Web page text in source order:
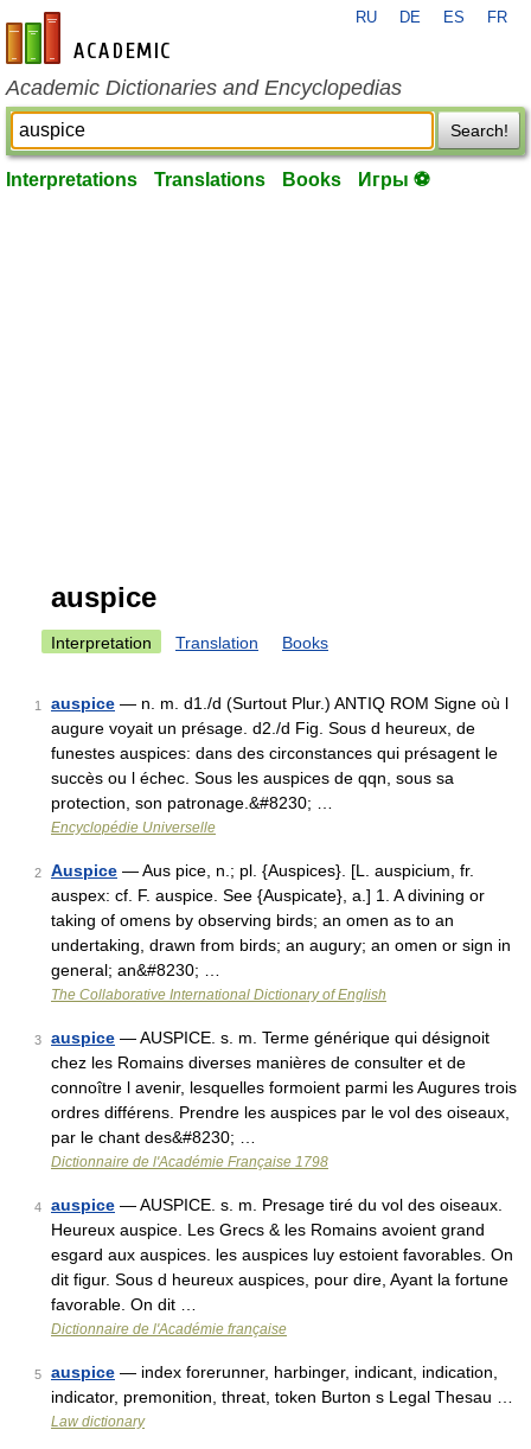
en-academic.com
RU DE ES FR
Academic Dictionaries and Encyclopedias
Search!
Interpretations Translations Books Игры ⚽
auspice
Interpretation Translation Books
1 auspice — n. m. d1./d (Surtout Plur.) ANTIQ ROM Signe où l
augure voyait un présage. d2./d Fig. Sous d heureux, de
funestes auspices: dans des circonstances qui présagent le
succès ou l échec. Sous les auspices de qqn, sous sa
protection, son patronage.&#8230; …
Encyclopédie Universelle
2 Auspice — Aus pice, n.; pl. {Auspices}. [L. auspicium, fr.
auspex: cf. F. auspice. See {Auspicate}, a.] 1. A divining or
taking of omens by observing birds; an omen as to an
undertaking, drawn from birds; an augury; an omen or sign in
general; an&#8230; …
The Collaborative International Dictionary of English
3 auspice — AUSPICE. s. m. Terme générique qui désignoit
chez les Romains diverses manières de consulter et de
connoître l avenir, lesquelles formoient parmi les Augures trois
ordres différens. Prendre les auspices par le vol des oiseaux,
par le chant des&#8230; …
Dictionnaire de l'Académie Française 1798
4 auspice — AUSPICE. s. m. Presage tiré du vol des oiseaux.
Heureux auspice. Les Grecs & les Romains avoient grand
esgard aux auspices. les auspices luy estoient favorables. On
dit figur. Sous d heureux auspices, pour dire, Ayant la fortune
favorable. On dit …
Dictionnaire de l'Académie française
5 auspice — index forerunner, harbinger, indicant, indication,
indicator, premonition, threat, token Burton s Legal Thesau …
Law dictionary